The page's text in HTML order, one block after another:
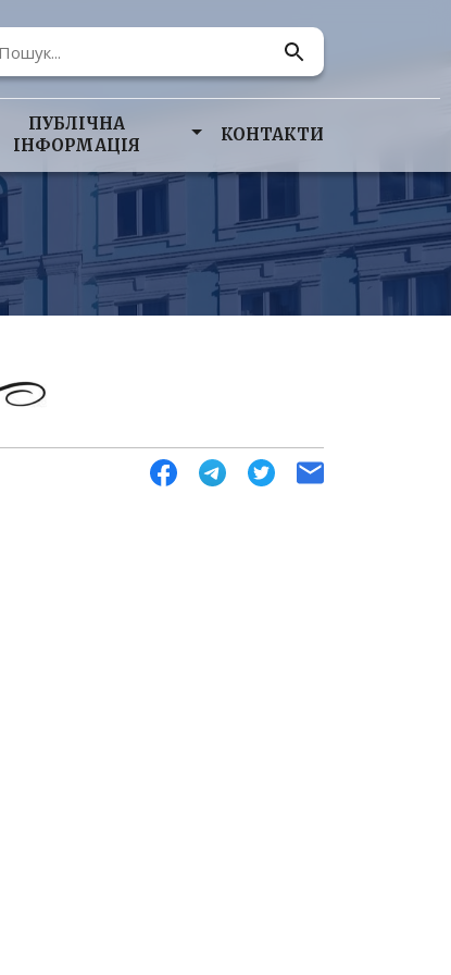
ПУБЛІЧНА
ІНФОРМАЦІЯ
КОНТАКТИ